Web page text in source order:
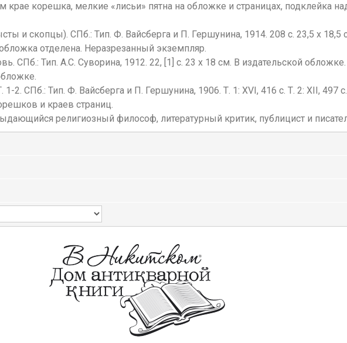
корешка, мелкие «лисьи» пятна на обложке и страницах, подклейка
и скопцы). СПб.: Тип. Ф. Вайсберга и П. Гершунина, 1914. 208 с. 23,5 х 18,5
отделена. Неразрезанный экземпляр.
СПб.: Тип. А.С. Суворина, 1912. 22, [1] c. 23 х 18 см. В издательской
2. СПб.: Тип. Ф. Вайсберга и П. Гершунина, 1906. Т. 1: XVI, 416 с. Т. 2: XII, 497
и краев страниц.
религиозный философ, литературный критик, публицист и